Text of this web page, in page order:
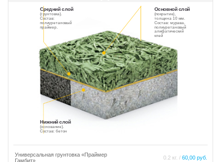
Нижний слой
(основание).
Состав: бетон
Средний слой
(грунтовка).
Состав:
полиуретановый
праймер.
Основной слой
(покрытие),
толщина 10 мм.
Состав: мурава,
полиуретановый
алифатический
клей
Универсальная грунтовка «Праймер
Гамбит»
0.2 кг. / 60,00 руб.